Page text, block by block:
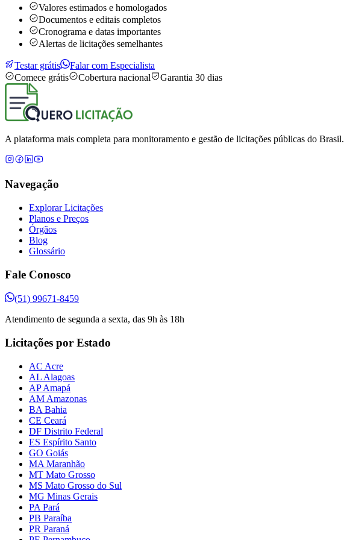
Valores estimados e homologados
Documentos e editais completos
Cronograma e datas importantes
Alertas de licitações semelhantes
Testar grátis
Falar com Especialista
Comece grátis
Cobertura nacional Garantia 30 dias
A plataforma mais completa para monitoramento e gestão de licitações públicas do Brasil.
Navegação
Explorar Licitações
Planos e Preços
Órgãos
Blog
Glossário
Fale Conosco
(51) 99671-8459
Atendimento de segunda a sexta, das 9h às 18h
Licitações por Estado
AC Acre
AL Alagoas
AP Amapá
AM Amazonas
BA Bahia
CE Ceará
DF Distrito Federal
ES Espírito Santo
GO Goiás
MA Maranhão
MT Mato Grosso
MS Mato Grosso do Sul
MG Minas Gerais
PA Pará
PB Paraíba
PR Paraná